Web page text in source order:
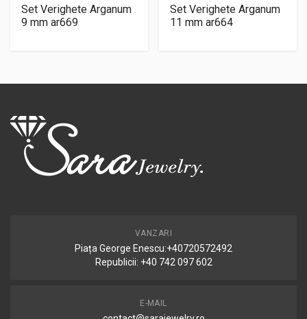
Set Verighete Arganum
9 mm ar669
Set Verighete Arganum
11 mm ar664
VANZARI
Piața George Enescu:+40720572492
Republicii: +40 742 097 602
E-MAIL